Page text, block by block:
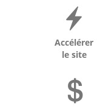
Accélérer
le site